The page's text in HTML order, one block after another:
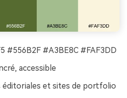
#556B2F #A3BE8C #FAF3DD
accessible
et sites de portfolio